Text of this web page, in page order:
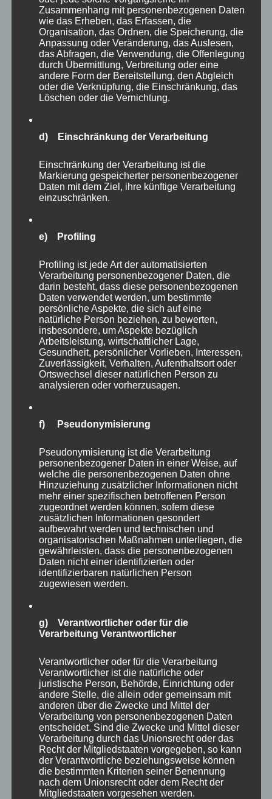
Gelegenheiten gibt, Führung neu und attraktiv
zu definieren. Getrieben durch den
Wertewandel allen voran der Generation Z und
die Digitalisierung verändert sich Führung
gerade massiv. Neue Kompetenzen sind
gefragt, wie etwa ein coachender Führungsstil
oder die Führungskraft als Netzwerker. Für
viele Menschen entsteht aus unserer Sicht ein
neues, interessantes Berufsbild
des Wandels und damit die Chance Neues mit
zu gestalten.
Wir möchten daher gerne gerade die jungen
Menschen dazu ermuntern, sich auf den
Karriereweg Führungskraft zu machen – es
wird ein spannender Weg werden,
herausfordernd und abwechslungsreich,
Langweile kann man nahezu ausschließen.
Aber ich bin auch immer sehr dafür, ehrlich zu
ein angenehmer Beruf sein?” Gute Frage und
uneingeschränkt. Aber welcher Beruf ist das
schon?
Autor
admin
Veröffentlicht
am
25. November 2019 Kategorien
Aktuelle Fakten und
Umfragen
Schlagwörter
Führung,Führungskräft,
Nachwuchsprobleme,Stress,Überlastung
Schreibe
einen Kommentar zu
Alarmstufe
ROT
in
Sachen
Führung
Zitat der Woche
Zusammenhang mit personenbezogenen Daten
wie das Erheben, das Erfassen, die
Organisation, das Ordnen, die Speicherung, die
Anpassung oder Veränderung, das Auslesen,
das Abfragen, die Verwendung, die Offenlegung
durch Übermittlung, Verbreitung oder eine
andere Form der Bereitstellung, den Abgleich
oder die Verknüpfung, die Einschränkung, das
Löschen oder die Vernichtung.
d) Einschränkung der Verarbeitung
Einschränkung der Verarbeitung ist die
Markierung gespeicherter personenbezogener
Daten mit dem Ziel, ihre künftige Verarbeitung
einzuschränken.
e) Profiling
Profiling ist jede Art der automatisierten
Verarbeitung personenbezogener Daten, die
darin besteht, dass diese personenbezogenen
Daten verwendet werden, um bestimmte
persönliche Aspekte, die sich auf eine
natürliche Person beziehen, zu bewerten,
insbesondere, um Aspekte bezüglich
Arbeitsleistung, wirtschaftlicher Lage,
Gesundheit, persönlicher Vorlieben, Interessen,
Zuverlässigkeit, Verhalten, Aufenthaltsort oder
Ortswechsel dieser natürlichen Person zu
analysieren oder vorherzusagen.
f) Pseudonymisierung
Pseudonymisierung ist die Verarbeitung
personenbezogener Daten in einer Weise, auf
welche die personenbezogenen Daten ohne
Hinzuziehung zusätzlicher Informationen nicht
mehr einer spezifischen betroffenen Person
zugeordnet werden können, sofern diese
zusätzlichen Informationen gesondert
aufbewahrt werden und technischen und
organisatorischen Maßnahmen unterliegen, die
gewährleisten, dass die personenbezogenen
Daten nicht einer identifizierten oder
identifizierbaren natürlichen Person
zugewiesen werden.
g) Verantwortlicher oder für die
Verarbeitung Verantwortlicher
Verantwortlicher oder für die Verarbeitung
Verantwortlicher ist die natürliche oder
juristische Person, Behörde, Einrichtung oder
andere Stelle, die allein oder gemeinsam mit
anderen über die Zwecke und Mittel der
Verarbeitung von personenbezogenen Daten
entscheidet. Sind die Zwecke und Mittel dieser
Verarbeitung durch das Unionsrecht oder das
Recht der Mitgliedstaaten vorgegeben, so kann
der Verantwortliche beziehungsweise können
die bestimmten Kriterien seiner Benennung
nach dem Unionsrecht oder dem Recht der
Mitgliedstaaten vorgesehen werden.